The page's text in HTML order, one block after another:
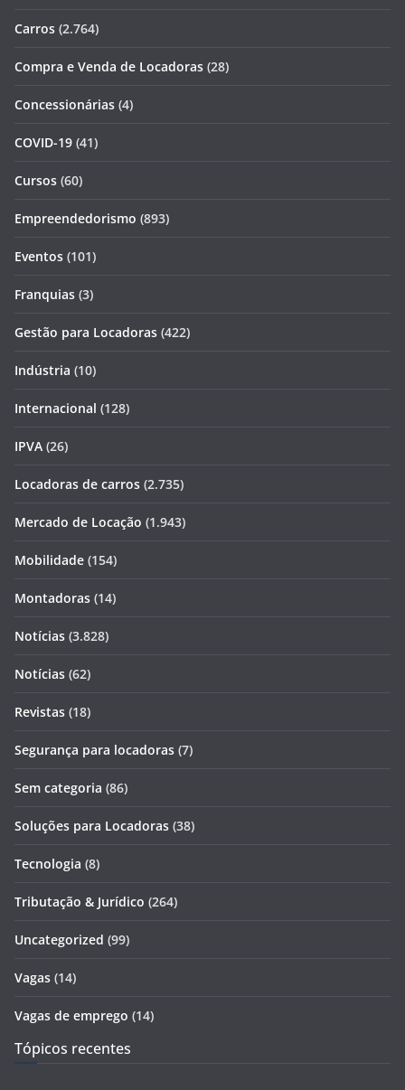
Carros (2.764)
Compra e Venda de Locadoras (28)
Concessionárias (4)
COVID-19 (41)
Cursos (60)
Empreendedorismo (893)
Eventos (101)
Franquias (3)
Gestão para Locadoras (422)
Indústria (10)
Internacional (128)
IPVA (26)
Locadoras de carros (2.735)
Mercado de Locação (1.943)
Mobilidade (154)
Montadoras (14)
Notícias (3.828)
Notícias (62)
Revistas (18)
Segurança para locadoras (7)
Sem categoria (86)
Soluções para Locadoras (38)
Tecnologia (8)
Tributação & Jurídico (264)
Uncategorized (99)
Vagas (14)
Vagas de emprego (14)
Tópicos recentes